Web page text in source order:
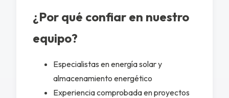
¿Por qué confiar en nuestro
equipo?
Especialistas en energía solar y
almacenamiento energético
Experiencia comprobada en proyectos